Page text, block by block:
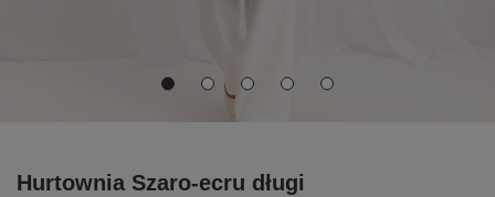
Hurtownia Szaro-ecru długi